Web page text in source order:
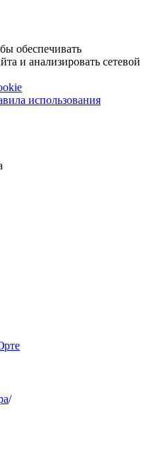
обеспечивать
и анализировать сетевой
использования
/